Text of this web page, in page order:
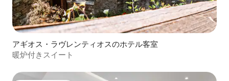
アギオス・ラヴレンティオスのホテル客室
暖炉付きスイート